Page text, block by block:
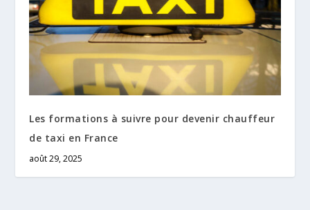
Les formations à suivre pour devenir chauffeur
de taxi en France
août 29, 2025